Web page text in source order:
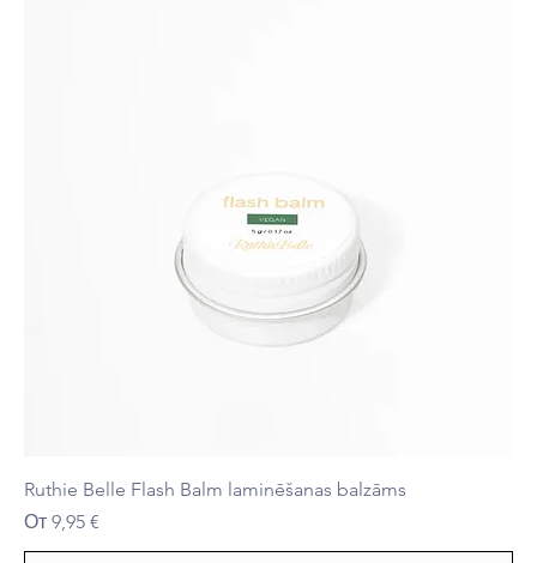
Ruthie Belle Flash Balm laminēšanas balzāms
От 9,95 €
Цена со скидкой